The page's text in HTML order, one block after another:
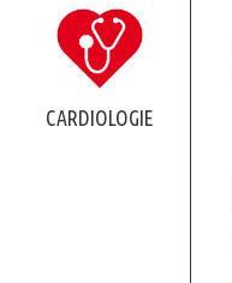
CARDIOLOGIE